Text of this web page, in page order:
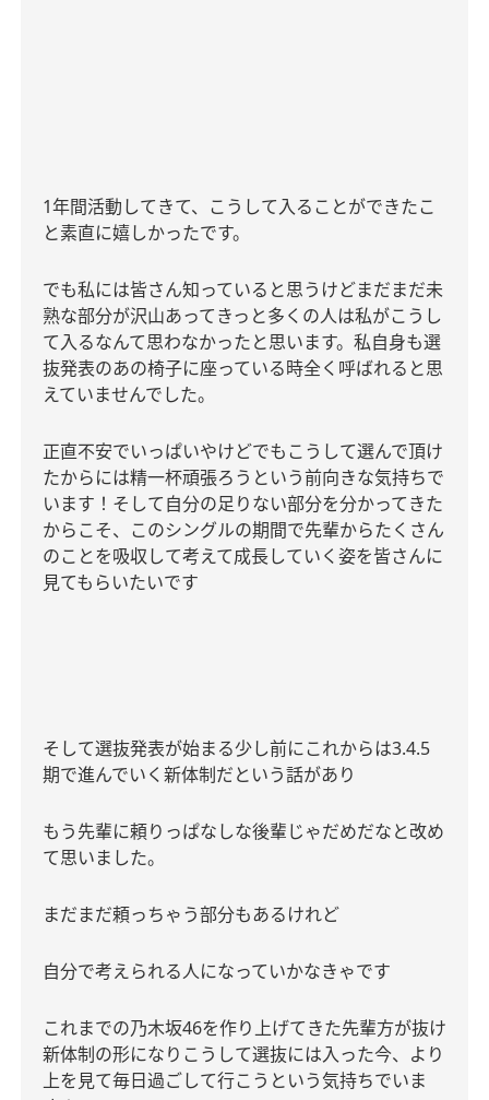
1年間活動してきて、こうして入ることができたこ
と素直に嬉しかったです。
でも私には皆さん知っていると思うけどまだまだ未
熟な部分が沢山あってきっと多くの人は私がこうし
て入るなんて思わなかったと思います。私自身も選
抜発表のあの椅子に座っている時全く呼ばれると思
えていませんでした。
正直不安でいっぱいやけどでもこうして選んで頂け
たからには精一杯頑張ろうという前向きな気持ちで
います！そして自分の足りない部分を分かってきた
からこそ、このシングルの期間で先輩からたくさん
のことを吸収して考えて成長していく姿を皆さんに
見てもらいたいです
そして選抜発表が始まる少し前にこれからは3.4.5
期で進んでいく新体制だという話があり
もう先輩に頼りっぱなしな後輩じゃだめだなと改め
て思いました。
まだまだ頼っちゃう部分もあるけれど
自分で考えられる人になっていかなきゃです
これまでの乃木坂46を作り上げてきた先輩方が抜け
新体制の形になりこうして選抜には入った今、より
上を見て毎日過ごして行こうという気持ちでいま